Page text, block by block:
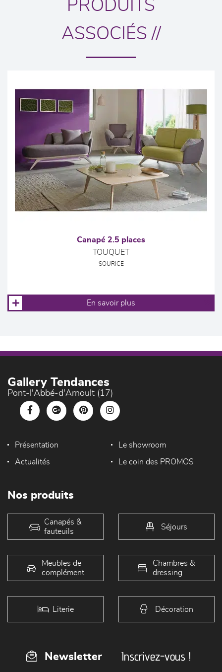
PRODUITS
ASSOCIÉS //
Canapé 2.5 places
TOUQUET
SOURICE
En savoir plus
Gallery Tendances
Pont-l'Abbé-d'Arnoult (17)
Présentation Le showroom
Actualités Le coin des PROMOS
Nos produits
Canapés &
fauteuils
Séjours
Meubles de
complément
Chambres &
dressing
Literie Décoration
Newsletter Inscrivez-vous !